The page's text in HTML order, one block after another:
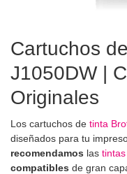
Cartuchos
J1050DW |
Originales
Los cartuchos de tinta
diseñados para tu
recomendamos las
compatibles de gran